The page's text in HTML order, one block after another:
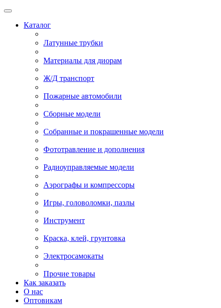
Каталог
Латунные трубки
Материалы для диорам
Ж/Д транспорт
Пожарные автомобили
Сборные модели
Собранные и покрашенные модели
Фототравление и дополнения
Радиоуправляемые модели
Аэрографы и компрессоры
Игры, головоломки, пазлы
Инструмент
Краска, клей, грунтовка
Электросамокаты
Прочие товары
Как заказать
О нас
Оптовикам